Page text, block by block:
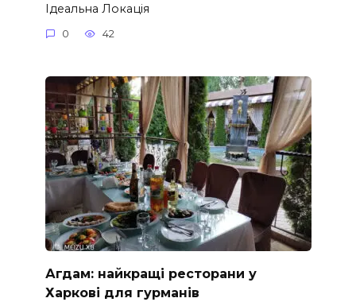
Ідеальна Локація
0 42
Агдам: найкращі ресторани у
Харкові для гурманів